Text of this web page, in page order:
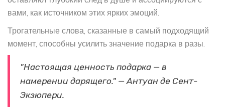
вами, как источником этих ярких эмоций.
Трогательные слова, сказанные в самый подходящий
момент, способны усилить значение подарка в разы.
"Настоящая ценность подарка — в
намерении дарящего." — Антуан де Сент-
Экзюпери.